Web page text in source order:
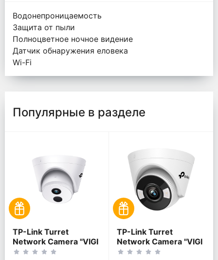
Водонепроницаемость
Защита от пыли️
Полноцветное ночное видение️
Датчик обнаружения еловека
Wi-Fi
Популярные в разделе
TP-Link Turret
Network Camera "VIGI
C400HP-4", 4mm,
TP-Link Turret
Network Camera "VIGI
C440", 2.8mm, 4MP,